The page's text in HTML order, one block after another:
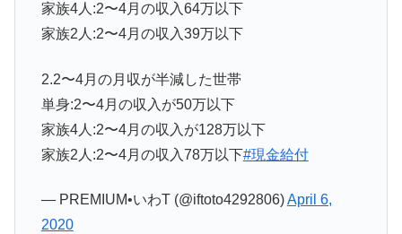
家族4人:2〜4月の収入64万以下
家族2人:2〜4月の収入39万以下
2.2〜4月の月収が半減した世帯
単身:2〜4月の収入が50万以下
家族4人:2〜4月の収入が128万以下
家族2人:2〜4月の収入78万以下#現金給付
— PREMIUM•いわT (@iftoto4292806)April 6,
2020